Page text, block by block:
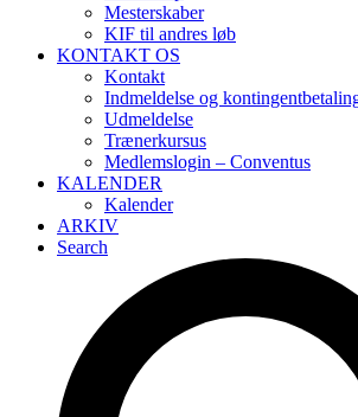
Mesterskaber
KIF til andres løb
KONTAKT OS
Kontakt
Indmeldelse og
Udmeldelse
Trænerkursus
Medlemslogin – Conventus
KALENDER
Kalender
ARKIV
Search